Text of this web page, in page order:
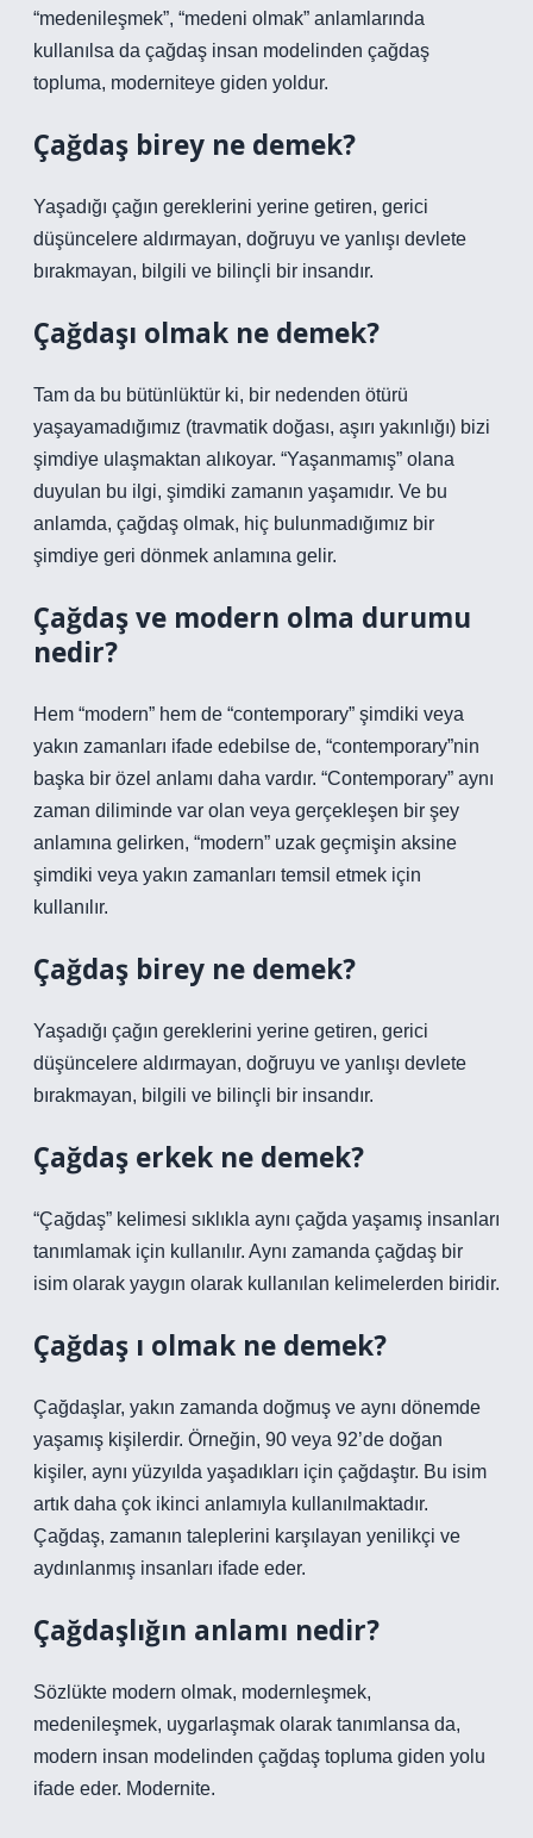
“medenileşmek”, “medeni olmak” anlamlarında
kullanılsa da çağdaş insan modelinden çağdaş
topluma, moderniteye giden yoldur.
Çağdaş birey ne demek?
Yaşadığı çağın gereklerini yerine getiren, gerici
düşüncelere aldırmayan, doğruyu ve yanlışı devlete
bırakmayan, bilgili ve bilinçli bir insandır.
Çağdaşı olmak ne demek?
Tam da bu bütünlüktür ki, bir nedenden ötürü
yaşayamadığımız (travmatik doğası, aşırı yakınlığı) bizi
şimdiye ulaşmaktan alıkoyar. “Yaşanmamış” olana
duyulan bu ilgi, şimdiki zamanın yaşamıdır. Ve bu
anlamda, çağdaş olmak, hiç bulunmadığımız bir
şimdiye geri dönmek anlamına gelir.
Çağdaş ve modern olma durumu
nedir?
Hem “modern” hem de “contemporary” şimdiki veya
yakın zamanları ifade edebilse de, “contemporary”nin
başka bir özel anlamı daha vardır. “Contemporary” aynı
zaman diliminde var olan veya gerçekleşen bir şey
anlamına gelirken, “modern” uzak geçmişin aksine
şimdiki veya yakın zamanları temsil etmek için
kullanılır.
Çağdaş birey ne demek?
Yaşadığı çağın gereklerini yerine getiren, gerici
düşüncelere aldırmayan, doğruyu ve yanlışı devlete
bırakmayan, bilgili ve bilinçli bir insandır.
Çağdaş erkek ne demek?
“Çağdaş” kelimesi sıklıkla aynı çağda yaşamış insanları
tanımlamak için kullanılır. Aynı zamanda çağdaş bir
isim olarak yaygın olarak kullanılan kelimelerden biridir.
Çağdaş ı olmak ne demek?
Çağdaşlar, yakın zamanda doğmuş ve aynı dönemde
yaşamış kişilerdir. Örneğin, 90 veya 92’de doğan
kişiler, aynı yüzyılda yaşadıkları için çağdaştır. Bu isim
artık daha çok ikinci anlamıyla kullanılmaktadır.
Çağdaş, zamanın taleplerini karşılayan yenilikçi ve
aydınlanmış insanları ifade eder.
Çağdaşlığın anlamı nedir?
Sözlükte modern olmak, modernleşmek,
medenileşmek, uygarlaşmak olarak tanımlansa da,
modern insan modelinden çağdaş topluma giden yolu
ifade eder. Modernite.